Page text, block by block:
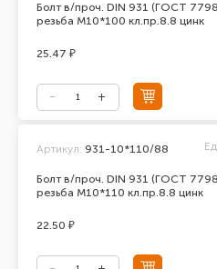
Болт в/проч. DIN 931 (ГОСТ
резьба М10*100 кл.пр.8.8 цинк
25.47 ₽
Болт в/проч. DIN 931 (ГОСТ
резьба М10*110 кл.пр.8.8 цинк
Артикул: 931-10*110/88
22.50 ₽